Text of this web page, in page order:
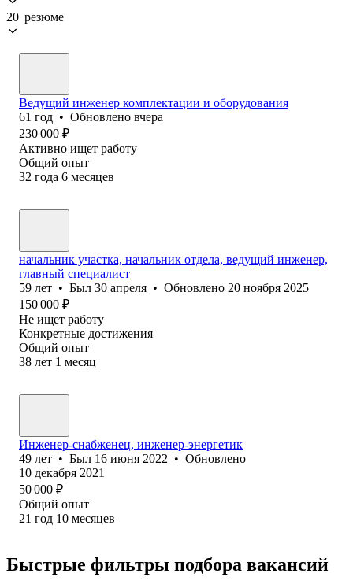
20 резюме
Ведущий инженер комплектации и оборудования
61 год • Обновлено вчера
230 000 ₽
Активно ищет работу
Общий опыт
32 года 6 месяцев
начальник участка, начальник отдела, ведущий инженер,
главный специалист
59 лет • Был 30 апреля • Обновлено 20 ноября 2025
150 000 ₽
Не ищет работу
Конкретные достижения
Общий опыт
38 лет 1 месяц
Инженер-снабженец, инженер-энергетик
49 лет • Был 16 июня 2022 • Обновлено
10 декабря 2021
50 000 ₽
Общий опыт
21 год 10 месяцев
Быстрые фильтры подбора вакансий